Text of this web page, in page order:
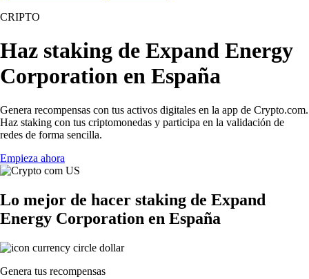
CRIPTO
Haz staking de Expand Energy
Corporation en España
Genera recompensas con tus activos digitales en la app de Crypto.com.
Haz staking con tus criptomonedas y participa en la validación de
redes de forma sencilla.
Empieza ahora
Lo mejor de hacer staking de Expand
Energy Corporation en España
Genera tus recompensas